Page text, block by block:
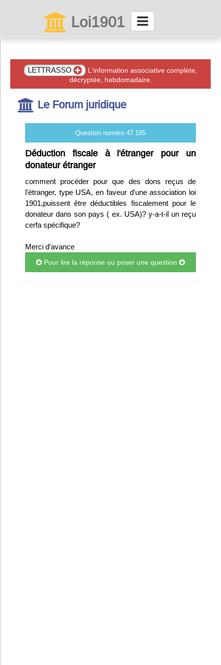
Loi1901
Connexion
Abonnez-vous à LettrAsso
Menu général
ServiceAsso
VieAsso
Divers
LETTRASSO
L'information associative complète,
décryptée, hebdomadaire.
Le Forum juridique
Question numéro 47 185
Déduction fiscale à l'étranger pour un
donateur étranger
comment procéder pour que des dons reçus de
l'étranger, type USA, en faveur d'une association loi
1901,puissent être déductibles fiscalement pour le
donateur dans son pays ( ex. USA)? y-a-t-il un reçu
cerfa spécifique?
Merci d'avance
Pour lire la réponse ou poser une question